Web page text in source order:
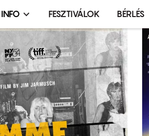
Infó,
esemény,
terembérlés
menü
INFO FESZTIVÁLOK BÉRLÉS